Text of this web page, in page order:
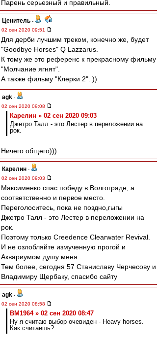
Парень серьезный и правильный.
Ценитель -
02 сен 2020 09:51
Для дерби лучшим треком, конечно же, будет
"Goodbye Horses" Q Lazzarus.
К тому же это референс к прекрасному фильму
"Молчание ягнят".
А также фильму "Клерки 2". ))
agk -
02 сен 2020 09:08
Карелин » 02 сен 2020 09:03
Джетро Талл - это Лестер в переложении на
рок.
Ничего общего)))
Карелин -
02 сен 2020 09:03
Максименко спас победу в Волгограде, а
соответственно и первое место.
Переголоситесь, пока не поздно,гыгы
Джетро Талл - это Лестер в переложении на
рок.
Поэтому только Creedence Clearwater Revival.
И не озлобляйте измученную прогой и
Аквариумом душу меня..
Тем более, сегодня 57 Станиславу Черчесову и
Владимиру Щербаку, спасибо сайту
agk -
02 сен 2020 08:58
BM1964 » 02 сен 2020 08:47
Ну я считаю выбор очевиден - Heavy horses.
Как считаешь?